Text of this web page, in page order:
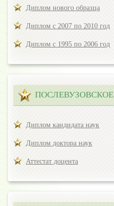
Диплом нового образца
Диплом с 2007 по 2010 год
Диплом с 1995 по 2006 год
Диплом кандидата наук
Диплом доктора наук
Аттестат доцента